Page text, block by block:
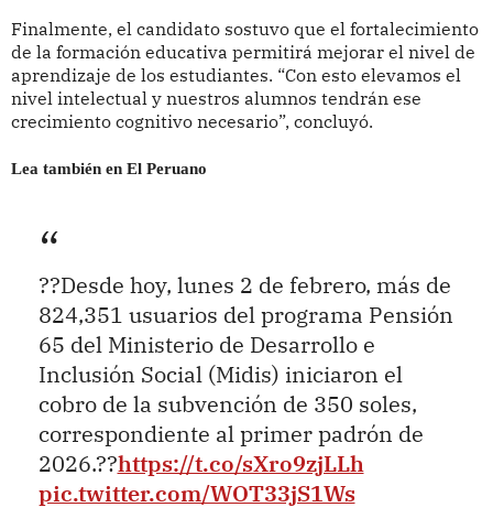
Finalmente, el candidato sostuvo que el fortalecimiento
de la formación educativa permitirá mejorar el nivel de
aprendizaje de los estudiantes. “Con esto elevamos el
nivel intelectual y nuestros alumnos tendrán ese
crecimiento cognitivo necesario”, concluyó.
Lea también en El Peruano
??Desde hoy, lunes 2 de febrero, más de
824,351 usuarios del programa Pensión
65 del Ministerio de Desarrollo e
Inclusión Social (Midis) iniciaron el
cobro de la subvención de 350 soles,
correspondiente al primer padrón de
2026.??https://t.co/sXro9zjLLh
pic.twitter.com/WOT33jS1Ws